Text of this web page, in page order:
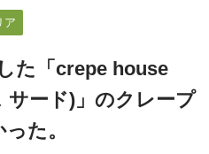
ア
た「crepe house
ード)」のクレープ
た。